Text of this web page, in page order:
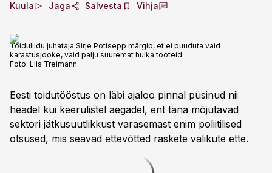
Kuula Jaga Salvesta Vihja
Toiduliidu juhataja Sirje Potisepp märgib, et ei puuduta vaid
karastusjooke, vaid palju suuremat hulka tooteid.
Foto: Liis Treimann
Eesti toidutööstus on läbi ajaloo pinnal püsinud nii
headel kui keerulistel aegadel, ent täna mõjutavad
sektori jätkusuutlikkust varasemast enim poliitilised
otsused, mis seavad ettevõtted raskete valikute ette.